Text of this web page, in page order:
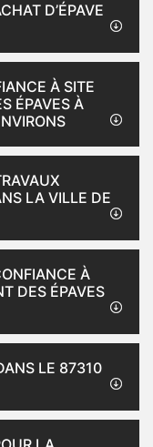
D’ÉPAVE
À SITE
ÉPAVES À
LA VILLE DE
À
DES ÉPAVES
LE 87310